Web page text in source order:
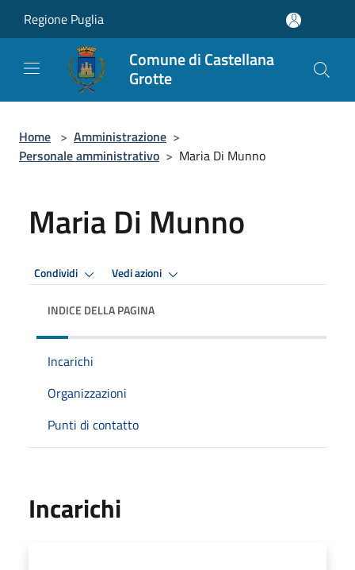
Regione Puglia
Comune di Castellana
Grotte
Home > Amministrazione >
Personale amministrativo > Maria Di Munno
Maria Di Munno
Condividi Vedi azioni
INDICE DELLA PAGINA
Incarichi
Organizzazioni
Punti di contatto
Incarichi